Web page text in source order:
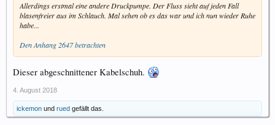
Allerdings erstmal eine andere Druckpumpe. Der Fluss sieht auf jeden Fall
blasenfreier aus im Schlauch. Mal sehen ob es das war und ich nun wieder Ruhe
habe...
Den Anhang 2647 betrachten
Dieser abgeschnittener Kabelschuh.
4. August 2018
ickemon und rued gefällt das.